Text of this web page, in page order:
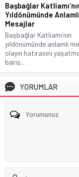
Başbağlar
Yıldönümünde Anlamlı
Mesajlar
Başbağlar Katliamı’nın
yıldönümünde anlamlı
olayın hatırasını
barış...
YORUMLAR